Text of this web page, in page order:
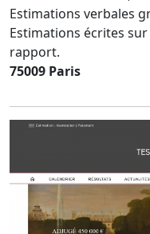
Estimations verbales
Estimations écrites
rapport.
75009 Paris